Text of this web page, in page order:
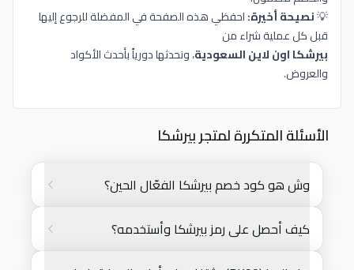
💡نصيحة أخيرة:احفظي هذه الصفحة في المفضلة للرجوع إليها
قبل كل عملية شراء من
بيرشكا اون لاين السعودية، ونحدثها دورياً بأحدث الأكواد
والعروض.
الأسئلة المتكررة لمتجر بيرشكا
وش هو كود خصم بيرشكا الفعّال الحين؟
كيف أحصل على رمز بيرشكا وأستخدمه؟